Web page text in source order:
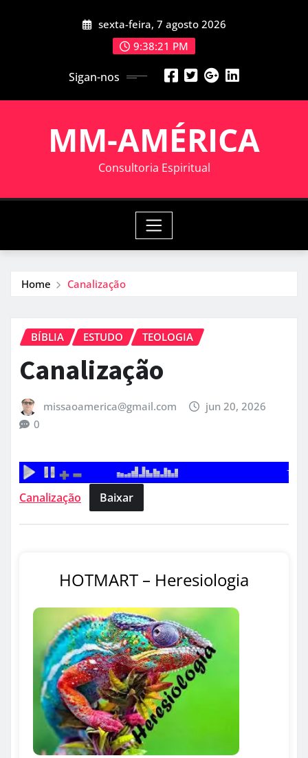
sexta-feira, 7 agosto 2026
9:38:22 PM
Sigan-nos
MM-AMÉRICA
Consultoria Espiritual
Home Canalização
BÍBLIA ESTUDO TEOLOGIA
Canalização
missaoamerica@gmail.com
jun 20, 2026
0
Canalização Baixar
HOTMART – Heresiologia